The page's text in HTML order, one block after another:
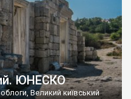
ЮНЕСКО
облоги, Великий київський